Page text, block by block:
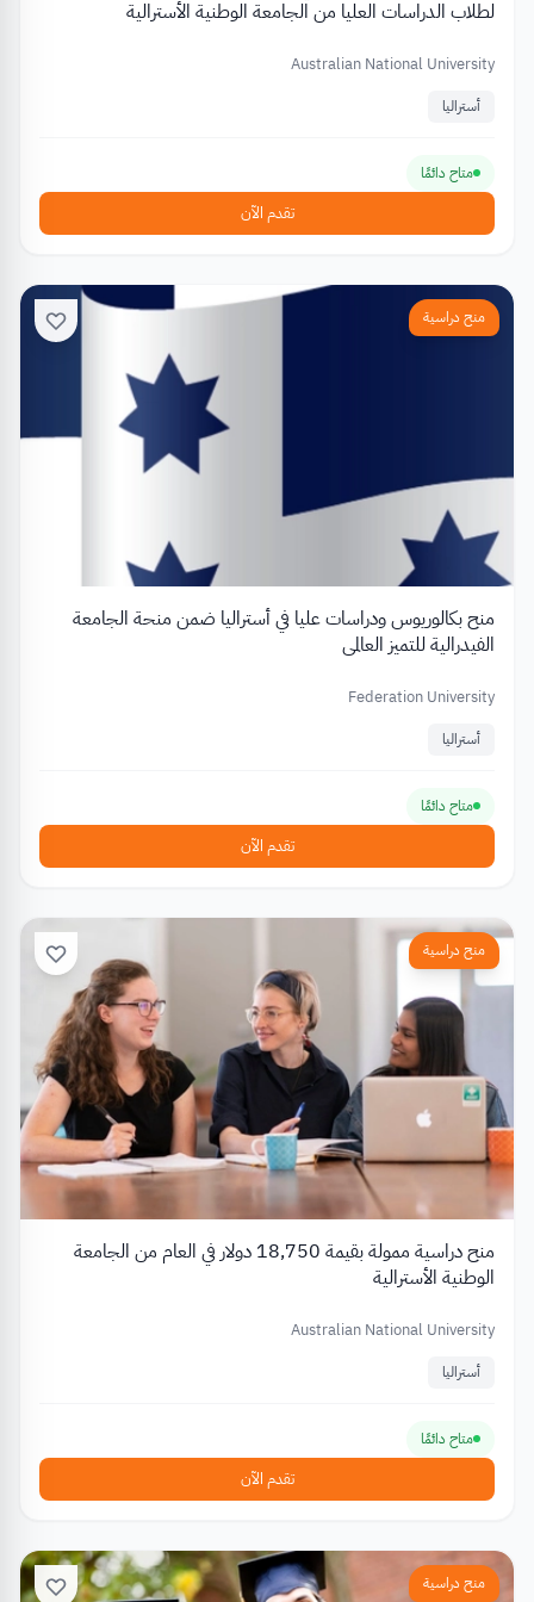
لطلاب الدراسات العليا من الجامعة الوطنية الأسترالية
Australian National University
أستراليا
متاح دائمًا
تقدم الآن
منح دراسية
منح بكالوريوس ودراسات عليا في أستراليا ضمن منحة الجامعة
الفيدرالية للتميز العالمي
Federation University
أستراليا
متاح دائمًا
تقدم الآن
منح دراسية
منح دراسية ممولة بقيمة 18,750 دولار في العام من الجامعة
الوطنية الأسترالية
Australian National University
أستراليا
متاح دائمًا
تقدم الآن
منح دراسية